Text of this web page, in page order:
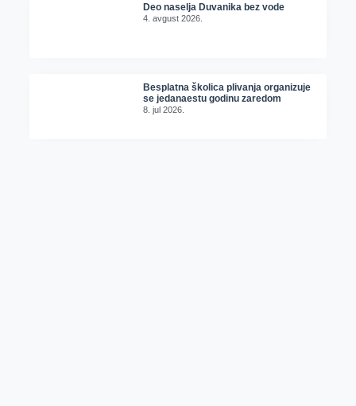
Deo naselja Duvanika bez vode
4. avgust 2026.
Besplatna školica plivanja organizuje
se jedanaestu godinu zaredom
8. jul 2026.